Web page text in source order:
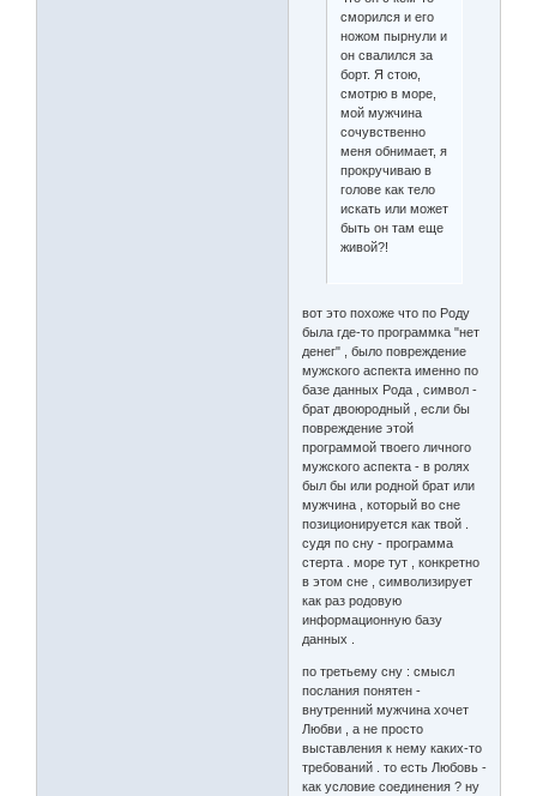
сморился и его
ножом пырнули и
он свалился за
борт. Я стою,
смотрю в море,
мой мужчина
сочувственно
меня обнимает, я
прокручиваю в
голове как тело
искать или может
быть он там еще
живой?!
вот это похоже что по Роду
была где-то программка "нет
денег" , было повреждение
мужского аспекта именно по
базе данных Рода , символ -
брат двоюродный , если бы
повреждение этой
программой твоего личного
мужского аспекта - в ролях
был бы или родной брат или
мужчина , который во сне
позиционируется как твой .
судя по сну - программа
стерта . море тут , конкретно
в этом сне , символизирует
как раз родовую
информационную базу
данных .
по третьему сну : смысл
послания понятен -
внутренний мужчина хочет
Любви , а не просто
выставления к нему каких-то
требований . то есть Любовь -
как условие соединения ? ну